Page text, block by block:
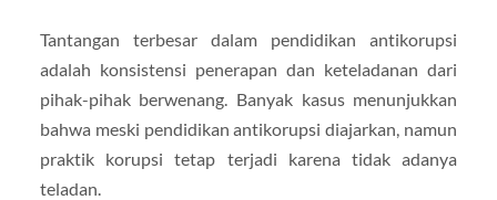
Tantangan terbesar dalam pendidikan antikorupsi
adalah konsistensi penerapan dan keteladanan dari
pihak-pihak berwenang. Banyak kasus menunjukkan
bahwa meski pendidikan antikorupsi diajarkan, namun
praktik korupsi tetap terjadi karena tidak adanya
teladan.